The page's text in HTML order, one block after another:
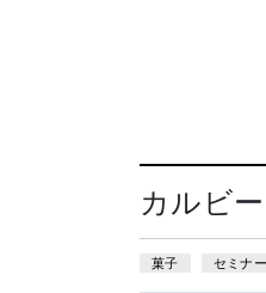
カルビ
菓子 セミナ